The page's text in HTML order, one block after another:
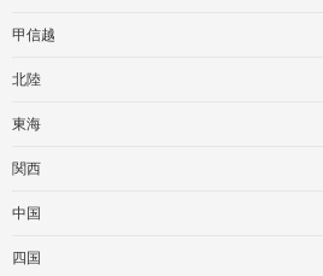
甲信越
北陸
東海
関西
中国
四国